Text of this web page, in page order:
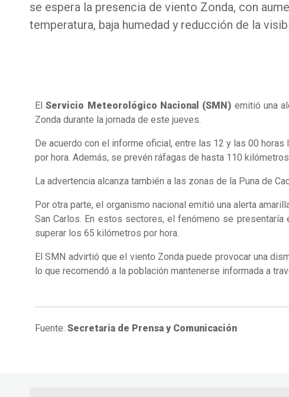
se espera la presencia de viento Zonda, con
temperatura, baja humedad y reducción de la
ElServicio Meteorológico Nacional (SMN) emitió una
Zonda durante la jornada de este jueves.
De acuerdo con el informe oficial, entre las 12 y las 00
por hora. Además, se prevén ráfagas de hasta 110
La advertencia alcanza también a las zonas de la Puna de
Por otra parte, el organismo nacional emitió una alerta
San Carlos. En estos sectores, el fenómeno se
superar los 65 kilómetros por hora.
El SMN advirtió que el viento Zonda puede provocar una
lo que recomendó a la población mantenerse informada a
Fuente: Secretaria de Prensa y Comunicación